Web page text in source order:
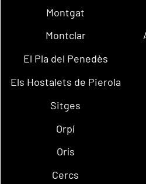
Montgat
Montclar
El Pla del Penedès
Els Hostalets de Pierola
Sitges
Orpí
Orís
Cercs